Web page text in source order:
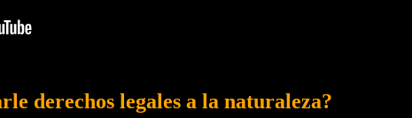
derechos legales a la naturaleza?